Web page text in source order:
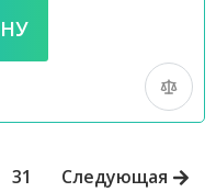
31 Следующая